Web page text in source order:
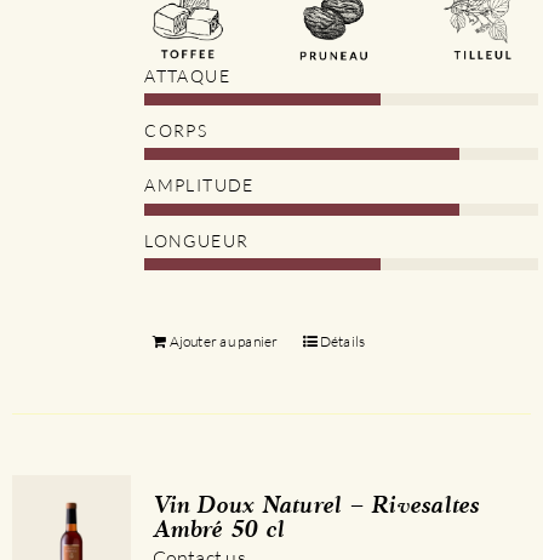
ATTAQUE
CORPS
AMPLITUDE
LONGUEUR
Ajouter au panier Détails
Vin Doux Naturel – Rivesaltes
Ambré 50 cl